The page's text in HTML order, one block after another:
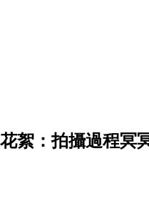
絮：拍攝過程冥